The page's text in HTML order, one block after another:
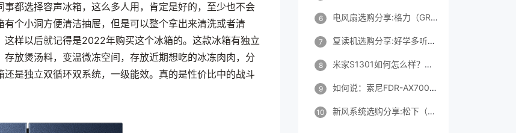
都选择容声冰箱，这么多人用，肯定是好的，至少也不会
个小洞方便清洁抽屉，但是可以整个拿出来清洗或者清
样以后就记得是2022年购买这个冰箱的。这款冰箱有独立
放煲汤料，变温微冻空间，存放近期想吃的冰冻肉肉，分
是独立双循环双系统，一级能效。真的是性价比中的战斗
6 电风扇选购分享:格力（GREE）FD-35X65h7怎么样?真的好吗?
7 复读机选购分享:好学多听力熊T4复读机学习机英语神器随身听mp3小学初中高中英语听力播放器口袋听力宝32G怎么样?真的好吗?
8 米家S1301如何怎么样？口碑怎样？入手超值的吗？
9 如何说：索尼FDR-AX700评测到底怎么样？参数如何？一周感受告知！
10 新风系统选购分享:松下（Panasonic）FV-RZ09VD2怎么样?真的好吗?